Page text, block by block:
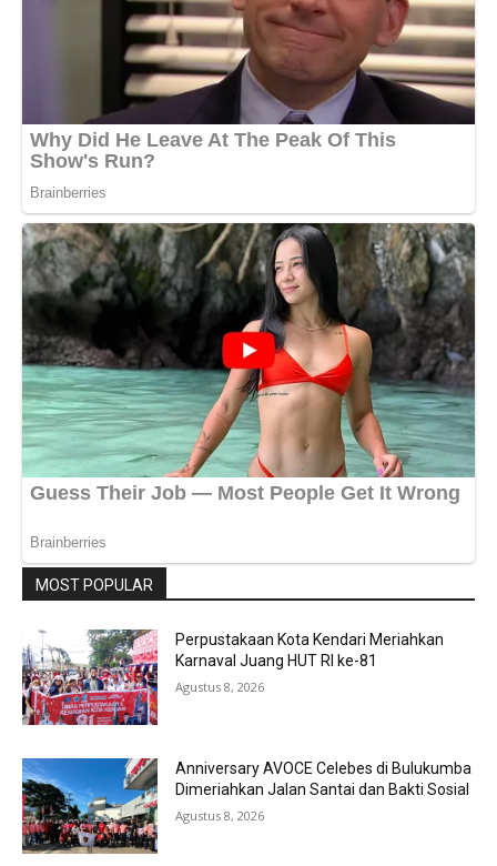
MOST POPULAR
Perpustakaan Kota Kendari Meriahkan
Karnaval Juang HUT RI ke-81
Agustus 8, 2026
Anniversary AVOCE Celebes di Bulukumba
Dimeriahkan Jalan Santai dan Bakti Sosial
Agustus 8, 2026